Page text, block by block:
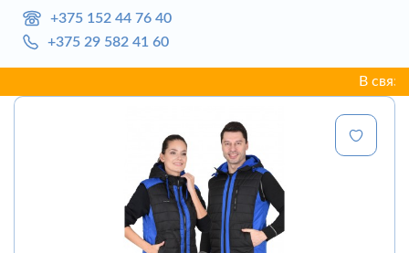
+375 152 44 76 40
+375 29 582 41 60
В связи с